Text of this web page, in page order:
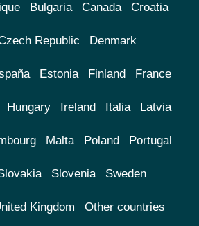
Bulgaria Canada Croatia
Republic Denmark
Estonia Finland France
Hungary Ireland Italia Latvia
Malta Poland Portugal
Slovenia Sweden
Kingdom Other countries